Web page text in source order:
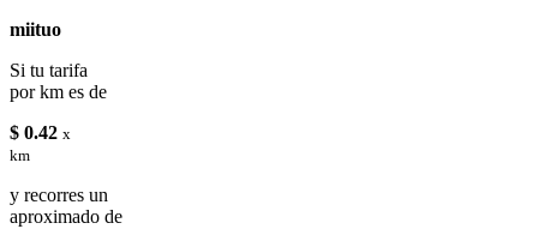
miituo
Si tu tarifa
por km es de
$ 0.42 x
km
y recorres un
aproximado de